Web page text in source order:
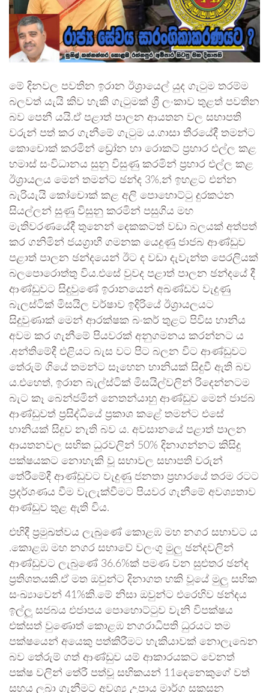
මේ දිනවල පවතින ඉරාන ඊශ්‍රායෙල් යුද ගැටුම තරම්ම
බලවත් යැයි කිව හැකි ගැටුමක් ශ්‍රී ලංකාව තුළත් පවතින
බව පෙනී යයි.ඒ පළාත් පාලන ආයතන වල සභාපති
වරුන් පත් කර ගැනීමේ ගැටුම ය.ගාසා තීරයේදී තමන්ට
කොචොක් කරමින් ඩ්‍රෝන හා රොකට් ප්‍රහාර එල්ල කළ
හමාස් සංවිධානය සුනු විසුණු කරමින් ප්‍රහාර එල්ල කළ
ඊශ්‍රායලය මෙන් තමන්ට ඡන්ද 3%,න් ඉහළට එන්න
බැරියැයි කෝචොක් කළ අලි පොහොට්ටු දුරකථන
සියල්ලන් සුණු විසුනු කරමින් පසුගිය මහ
මැතිවරණයේදී තුනෙන් දෙකකටත් වඩා බලයක් අත්පත්
කර ගනිමින් ජයග්‍රාහී ගමනක යෙදුණු ජාජබ ආණ්ඩුව
පළාත් පාලන ඡන්දයෙන් ඊට ද වඩා දැවැන්ත පෙරලියක්
බලපොරොත්තු විය.එසේ වුවද පළාත් පාලන ඡන්දයේ දී
ආණ්ඩුවට සිදුවුණේ ඉරානයෙන් අඛණ්ඩව වැදුණු
බැලස්ටික් මිසයිල වර්ෂාව ඉදිරියේ ඊශ්‍රායලයට
සිදුවුණාක් මෙන් ආරක්ෂක බංකර් තුළට පිවිස හානිය
අවම කර ගැනීමේ පියවරක් අනුගමනය කරන්නට ය
.අන්තිමේදී එළියට බැස වට පිට බලන විට ආණ්ඩුවට
තේරුම් ගියේ තමන්ට සෑහෙන හානියක් සිදුවී ඇති බව
ය.එහෙත්, ඉරාන බැල්ස්ටික් මිසයිල්වලින් රිදෙන්නටම
බැට කෑ බෙන්ජමින් නෙතන්යාහු ආණ්ඩුව මෙන් ජාජබ
ආණ්ඩුවත් ප්‍රසිද්ධියේ ප්‍රකාශ කළේ තමන්ට එසේ
හානියක් සිදුව නැති බව ය. අවසානයේ පළාත් පාලන
ආයතනවල සභික ධුරවලින් 50% දිනාගන්නට කිසිදු
පක්ෂයකට නොහැකි වූ සභාවල සභාපති වරුන්
තේරීමේදී ආණ්ඩුවට වැදුණු ජනතා ප්‍රහාරයේ තරම රටට
ප්‍රදර්ශණය වීම වැලැක්වීමට පියවර ගැනීමේ අවශ්‍යතාව
ආණ්ඩුව තුළ ඇති විය.
එහිදී ප්‍රමුඛත්වය ලැබුණේ කොළඹ මහ නගර සභාවට ය
.කොළඹ මහ නගර සභාවේ වලංගු මුලු ඡන්දවලින්
ආණ්ඩුවට ලැබුණේ 36.6%ක් පමණ වන සුළුතර ඡන්ද
ප්‍රතිශතයකි.ඒ මත ඔවුන්ට දිනාගත හකි වූයේ මුලු සභික
සංඛ්‍යාවෙන් 41%කි.මේ නිසා ඔවුන්ට එරෙහිව ඡන්දය
ඉල්ලූ සජබය එජාපය පොහොට්ටුව වැනි විපක්ෂය
එක්සත් වුණොත් කොළඹ නගරාධිපති ධුරයට තම
පක්ෂයෙන් අයෙකු පත්කිරීමට හැකියාවක් නොලැබෙන
බව තේරුම් ගත් ආණ්ඩුව යම් ආකාරයකට වෙනත්
පක්ෂ වලින් තේරී පත්වූ සභිකයන් 11දෙනෙකුගේ වත්
සහය ලබා ගැනීමට අවශ්‍ය උපාය මාර්ග සකසන